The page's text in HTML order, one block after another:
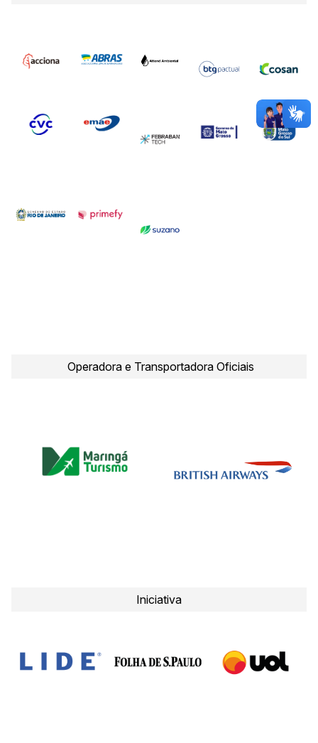
Operadora e Transportadora Oficiais
Iniciativa